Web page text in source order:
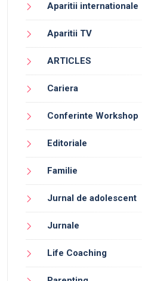
Aparitii internationale
Aparitii TV
ARTICLES
Cariera
Conferinte Workshop
Editoriale
Familie
Jurnal de adolescent
Jurnale
Life Coaching